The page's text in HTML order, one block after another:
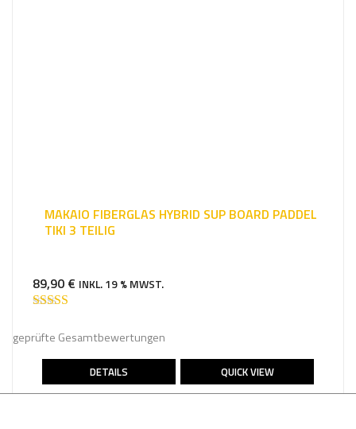
MAKAIO FIBERGLAS HYBRID SUP BOARD PADDEL
TIKI 3 TEILIG
89,90 € INKL. 19 % MWST.
5.00
von 5
geprüfte Gesamtbewertungen
DETAILS QUICK VIEW